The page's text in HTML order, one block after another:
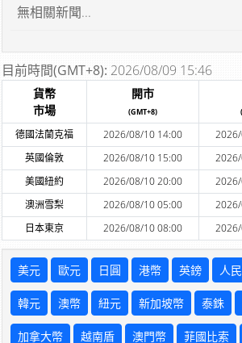
無相關新聞...
目前時間(GMT+8): 2026/08/09 15:46
貨幣
市場
開市
(GMT+8)
德國法蘭克福 2026/08/10 14:00
英國倫敦
2026/08/10 15:00
美國紐約
2026/08/10 20:00
澳洲雪梨
2026/08/10 05:00
日本東京
2026/08/10 08:00
美元 歐元 日圓 港幣 英鎊 人
韓元 澳幣 紐元 新加坡幣 泰銖
加拿大幣 越南盾 澳門幣 菲國比索